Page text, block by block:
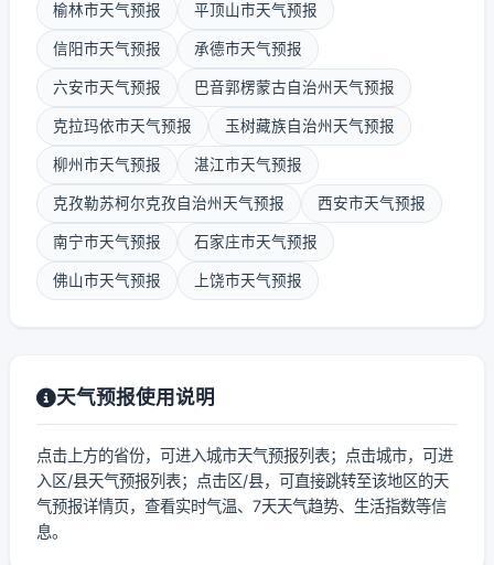
榆林市天气预报 平顶山市天气预报
信阳市天气预报 承德市天气预报
六安市天气预报 巴音郭楞蒙古自治州天气预报
克拉玛依市天气预报 玉树藏族自治州天气预报
柳州市天气预报 湛江市天气预报
克孜勒苏柯尔克孜自治州天气预报 西安市天气预报
南宁市天气预报 石家庄市天气预报
佛山市天气预报 上饶市天气预报
天气预报使用说明
点击上方的省份，可进入城市天气预报列表；点击城市，可进
入区/县天气预报列表；点击区/县，可直接跳转至该地区的天
气预报详情页，查看实时气温、7天天气趋势、生活指数等信
息。